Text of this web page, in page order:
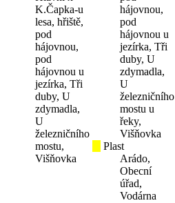
K.Čapka-u
lesa, hřiště,
pod
hájovnou,
pod
hájovnou u
jezírka, Tři
duby, U
zdymadla,
U
železničního
mostu,
Višňovka
hájovnou,
pod
hájovnou u
jezírka, Tři
duby, U
zdymadla,
U
železničního
mostu u
řeky,
Višňovka
Plast
Arádo,
Obecní
úřad,
Vodárna